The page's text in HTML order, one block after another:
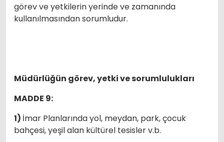
görev ve yetkilerin yerinde ve zamanında
kullanılmasından sorumludur.
Müdürlüğün görev, yetki ve sorumlulukları
MADDE 9:
1) İmar Planlarında yol, meydan, park, çocuk
bahçesi, yeşil alan kültürel tesisler v.b.